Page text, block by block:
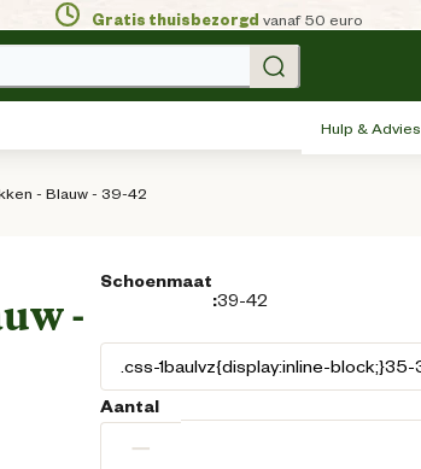
Gratis thuisbezorgd vanaf 50 euro
Hulp & Advies
- Blauw - 39-42
-
Schoenmaat
:39-42
Aantal
−